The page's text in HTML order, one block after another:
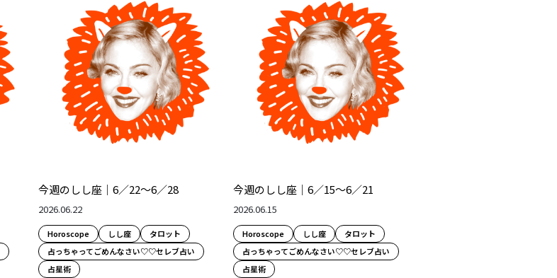
今週のしし座｜6／22～6／28
2026.06.22
Horoscope しし座
タロット
占っちゃってごめんなさい♡♡セレブ占い
占星術
今週のしし座｜6／15～6／21
2026.06.15
Horoscope しし座
タロット
占っちゃってごめんなさい♡♡セレブ占い
占星術